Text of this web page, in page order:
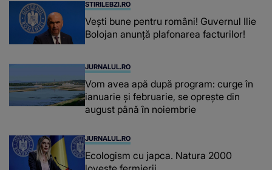
STIRILEBZI.RO
Vești bune pentru români! Guvernul Ilie
Bolojan anunță plafonarea facturilor!
JURNALUL.RO
Vom avea apă după program: curge în
ianuarie și februarie, se oprește din
august până în noiembrie
JURNALUL.RO
Ecologism cu japca. Natura 2000